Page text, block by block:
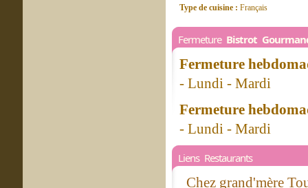
Type de cuisine : Français
Fermeture Bistrot
Fermeture
- Lundi - Mardi
Fermeture
- Lundi - Mardi
Liens Restaurants
Chez grand'mère